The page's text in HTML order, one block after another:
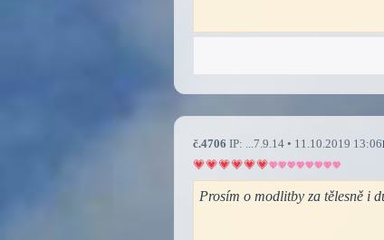
č.4706 IP: ...7.9.14 • 11.10.2019 13:06
Prosím o modlitby za tělesně i